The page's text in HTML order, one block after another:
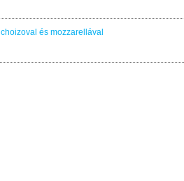
és mozzarellával